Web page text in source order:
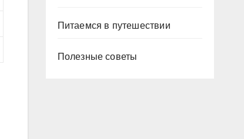
Питаемся в путешествии
Полезные советы